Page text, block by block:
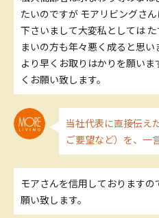
たいのですが モアリビングさ
下さいまして大変私としては
まいの方も年々悪く成ると思い
より早くお取りはかりを願いま
くお願い致します。
当社代表に直接伝え
ご要望など）を、一
モアさんを信用しております
願い致します。